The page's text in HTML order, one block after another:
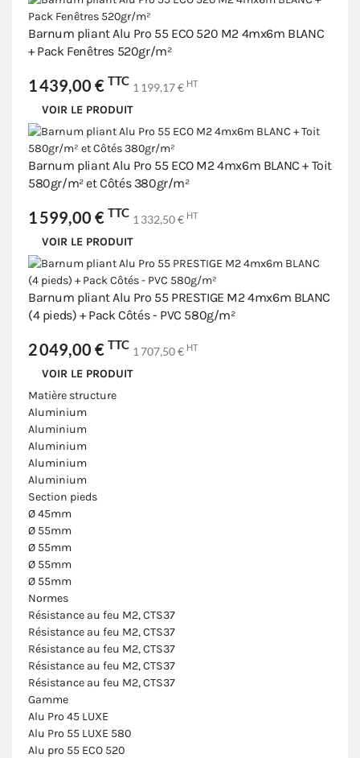
Barnum pliant Alu Pro 55 ECO 520 M2 4mx6m BLANC
+ Pack Fenêtres 520gr/m²
1 439,00 € TTC 1 199,17 € HT
VOIR LE PRODUIT
Barnum pliant Alu Pro 55 ECO M2 4mx6m BLANC + Toit
580gr/m² et Côtés 380gr/m²
1 599,00 € TTC 1 332,50 € HT
VOIR LE PRODUIT
Barnum pliant Alu Pro 55 PRESTIGE M2 4mx6m BLANC
(4 pieds) + Pack Côtés - PVC 580g/m²
2 049,00 € TTC 1 707,50 € HT
VOIR LE PRODUIT
Matière structure
Aluminium
Aluminium
Aluminium
Aluminium
Aluminium
Section pieds
Ø 45mm
Ø 55mm
Ø 55mm
Ø 55mm
Ø 55mm
Normes
Résistance au feu M2, CTS37
Résistance au feu M2, CTS37
Résistance au feu M2, CTS37
Résistance au feu M2, CTS37
Résistance au feu M2, CTS37
Gamme
Alu Pro 45 LUXE
Alu Pro 55 LUXE 580
Alu pro 55 ECO 520